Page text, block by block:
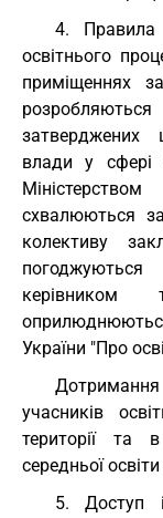
4. Правила
освітнього
приміщеннях
затверджених
влади у сфері
схвалюються
колективу
України "Про
учасників
території та
середньої
5. Доступ